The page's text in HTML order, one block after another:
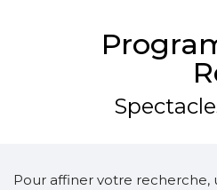
Pour affiner votre recherche,